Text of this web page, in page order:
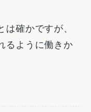
確かですが、
るように働きか